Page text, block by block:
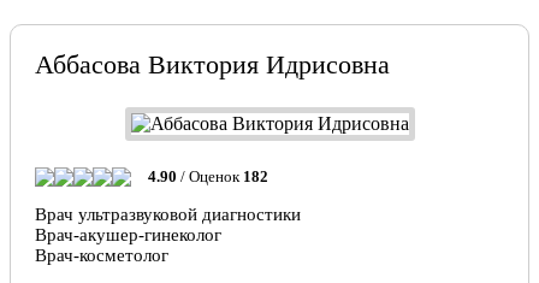
Аббасова Виктория Идрисовна
4.90 / Оценок 182
Врач ультразвуковой диагностики
Врач-акушер-гинеколог
Врач-косметолог